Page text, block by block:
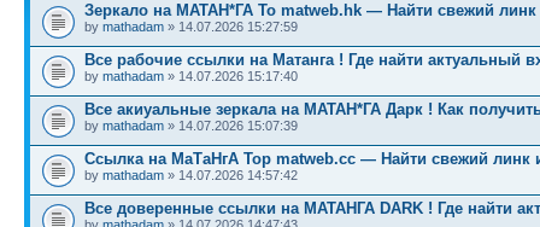
Зеркало на МАТАН*ГА To matweb.hk — Найти свежий линк
by mathadam » 14.07.2026 15:27:59
Все рабочие ссылки на Матанга ! Где найти актуальный
by mathadam » 14.07.2026 15:17:40
Все акиуальные зеркала на МАТАН*ГА Дарк ! Как
by mathadam » 14.07.2026 15:07:39
Ссылка на МаТаНгА Тор matweb.cc — Найти свежий линк
by mathadam » 14.07.2026 14:57:42
Все доверенные ссылки на МАТАНГА DARK ! Где найти